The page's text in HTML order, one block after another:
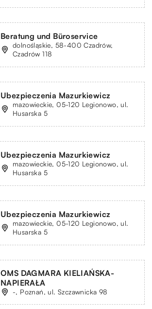
Beratung und Büroservice
dolnośląskie, 58-400 Czadrów,
Czadrów 118
Ubezpieczenia Mazurkiewicz
mazowieckie, 05-120 Legionowo, ul.
Husarska 5
Ubezpieczenia Mazurkiewicz
mazowieckie, 05-120 Legionowo, ul.
Husarska 5
Ubezpieczenia Mazurkiewicz
mazowieckie, 05-120 Legionowo, ul.
Husarska 5
OMS DAGMARA KIELIAŃSKA-
NAPIERAŁA
-, Poznań, ul. Szczawnicka 98